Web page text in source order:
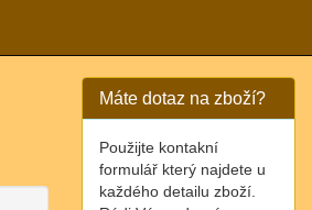
Máte dotaz na zboží?
Použijte kontakní
formulář který najdete u
každého detailu zboží.